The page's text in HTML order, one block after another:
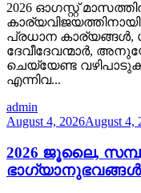
2026 ഓഗസ്റ്റ്
പ്രധാന കാര്യങ്ങൾ,
ദേവീദേവന്മാർ,
ചെയ്യേണ്ട
എന്നിവ...
admin
August 4, 2026August 4,
2026 ജൂലൈ,